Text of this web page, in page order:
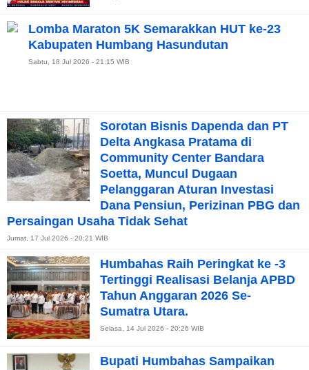
Lomba Maraton 5K Semarakkan HUT ke-23
Kabupaten Humbang Hasundutan
Sabtu, 18 Jul 2026 - 21:15 WIB
Sorotan Bisnis Dapenda dan PT
Delta Angkasa Pratama di
Community Center Bandara
Soetta, Muncul Dugaan
Pelanggaran Aturan Investasi
Dana Pensiun, Perizinan PBG dan
Persaingan Usaha Tidak Sehat
Jumat, 17 Jul 2026 - 20:21 WIB
Humbahas Raih Peringkat ke -3
Tertinggi Realisasi Belanja APBD
Tahun Anggaran 2026 Se-
Sumatra Utara.
Selasa, 14 Jul 2026 - 20:26 WIB
Bupati Humbahas Sampaikan